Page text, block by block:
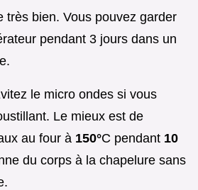
très bien. Vous pouvez garder
pendant 3 jours dans un
le micro ondes si vous
Le mieux est de
au four à 150°C pendant 10
du corps à la chapelure sans